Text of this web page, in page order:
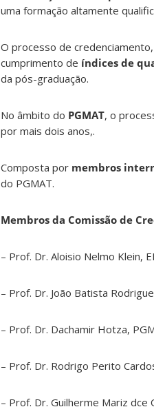
uma formação altamente
O processo de
cumprimento de índices de
da pós-graduação.
No âmbito do PGMAT, o
por mais dois anos,.
Composta por membros
do PGMAT.
Membros da Comissão de
– Prof. Dr. Aloisio Nelmo Klein,
– Prof. Dr. João Batista
– Prof. Dr. Dachamir Hotza,
– Prof. Dr. Rodrigo Perito
– Prof. Dr. Guilherme Mariz dce